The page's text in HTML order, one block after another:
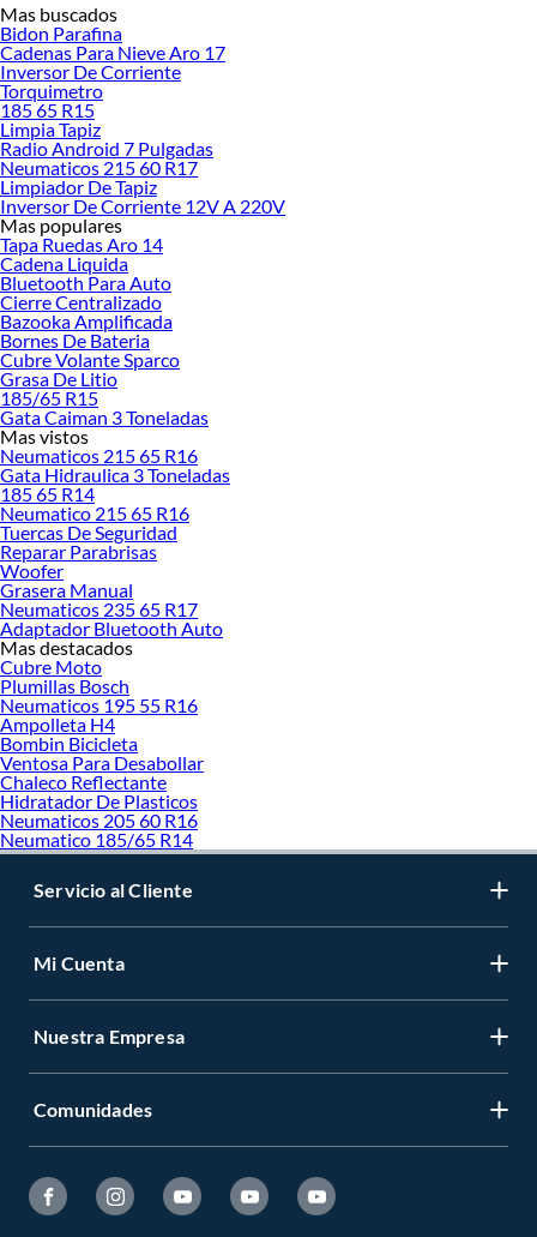
Mas buscados
Bidon Parafina
Cadenas Para Nieve Aro 17
Inversor De Corriente
Torquimetro
185 65 R15
Limpia Tapiz
Radio Android 7 Pulgadas
Neumaticos 215 60 R17
Limpiador De Tapiz
Inversor De Corriente 12V A 220V
Mas populares
Tapa Ruedas Aro 14
Cadena Liquida
Bluetooth Para Auto
Cierre Centralizado
Bazooka Amplificada
Bornes De Bateria
Cubre Volante Sparco
Grasa De Litio
185/65 R15
Gata Caiman 3 Toneladas
Mas vistos
Neumaticos 215 65 R16
Gata Hidraulica 3 Toneladas
185 65 R14
Neumatico 215 65 R16
Tuercas De Seguridad
Reparar Parabrisas
Woofer
Grasera Manual
Neumaticos 235 65 R17
Adaptador Bluetooth Auto
Mas destacados
Cubre Moto
Plumillas Bosch
Neumaticos 195 55 R16
Ampolleta H4
Bombin Bicicleta
Ventosa Para Desabollar
Chaleco Reflectante
Hidratador De Plasticos
Neumaticos 205 60 R16
Neumatico 185/65 R14
Servicio al Cliente
Mi Cuenta
Nuestra Empresa
Comunidades